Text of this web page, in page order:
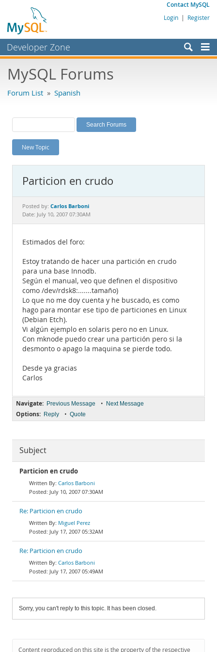
Contact MySQL
Login | Register
Developer Zone
Bugs
Labs
Planet MySQL
News and Events
MySQL.com
Downloads
Documentation
MySQL Forums
Forum List » Spanish
New Topic
Particion en crudo
Posted by: Carlos Barboni
Date: July 10, 2007 07:30AM
Estimados del foro:
Estoy tratando de hacer una partición en crudo
para una base Innodb.
Según el manual, veo que definen el dispositivo
como /dev/rdsk8:.......tamaño)
Lo que no me doy cuenta y he buscado, es como
hago para montar ese tipo de particiones en Linux
(Debian Etch).
Vi algún ejemplo en solaris pero no en Linux.
Con mknode puedo crear una partición pero si la
desmonto o apago la maquina se pierde todo.
Desde ya gracias
Carlos
Navigate: Previous Message • Next Message
Options: Reply • Quote
Subject
Particion en crudo
Carlos Barboni
July 10, 2007 07:30AM
Re: Particion en crudo
Miguel Perez
July 17, 2007 05:32AM
Re: Particion en crudo
Carlos Barboni
July 17, 2007 05:49AM
Sorry, you can't reply to this topic. It has been closed.
Content reproduced on this site is the property of the respective